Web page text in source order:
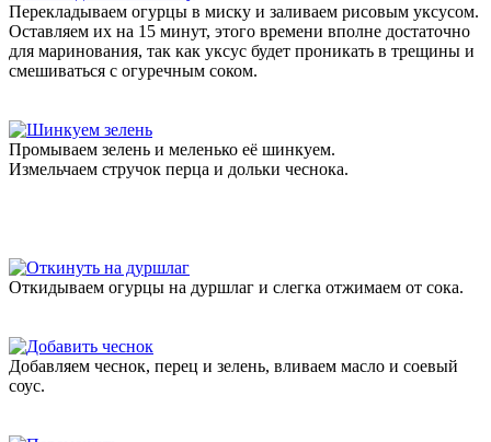
Перекладываем огурцы в миску и заливаем рисовым уксусом.
Оставляем их на 15 минут, этого времени вполне достаточно
для маринования, так как уксус будет проникать в трещины и
смешиваться с огуречным соком.
Промываем зелень и меленько её шинкуем.
Измельчаем стручок перца и дольки чеснока.
Откидываем огурцы на дуршлаг и слегка отжимаем от сока.
Добавляем чеснок, перец и зелень, вливаем масло и соевый
соус.